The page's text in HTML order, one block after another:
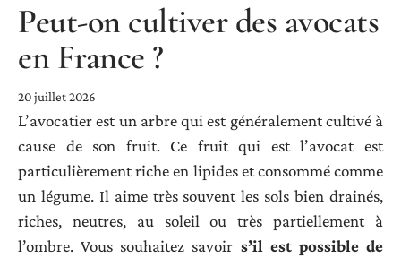
Peut-on cultiver des avocats
en France ?
20 juillet 2026
L’avocatier est un arbre qui est généralement cultivé à
cause de son fruit. Ce fruit qui est l’avocat est
particulièrement riche en lipides et consommé comme
un légume. Il aime très souvent les sols bien drainés,
riches, neutres, au soleil ou très partiellement à
l’ombre. Vous souhaitez savoir s’il est possible de